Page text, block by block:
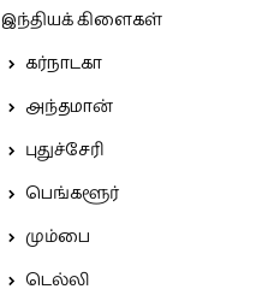
இந்தியக் கிளைகள்
கர்நாடகா
அந்தமான்
புதுச்சேரி
பெங்களூர்
மும்பை
டெல்லி